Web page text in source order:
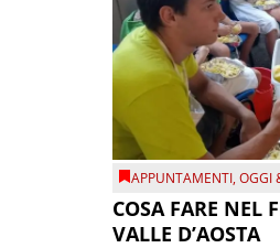
APPUNTAMENTI,OGGI
COSA FARE NEL
VALLE D’AOSTA